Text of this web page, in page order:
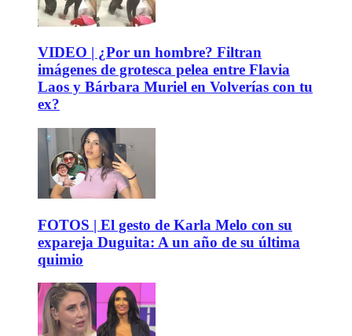
VIDEO | ¿Por un hombre? Filtran
imágenes de grotesca pelea entre Flavia
Laos y Bárbara Muriel en Volverías con tu
ex?
FOTOS | El gesto de Karla Melo con su
expareja Duguita: A un año de su última
quimio